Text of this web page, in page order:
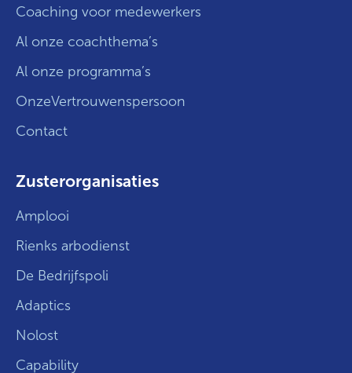
Coaching voor medewerkers
Al onze coachthema’s
Al onze programma’s
OnzeVertrouwenspersoon
Contact
Zusterorganisaties
Amplooi
Rienks arbodienst
De Bedrijfspoli
Adaptics
Nolost
Capability